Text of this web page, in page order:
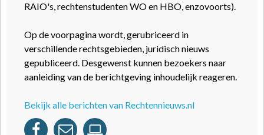
RAIO's, rechtenstudenten WO en HBO, enzovoorts).
Op de voorpagina wordt, gerubriceerd in
verschillende rechtsgebieden, juridisch nieuws
gepubliceerd. Desgewenst kunnen bezoekers naar
aanleiding van de berichtgeving inhoudelijk reageren.
Bekijk alle berichten van Rechtennieuws.nl